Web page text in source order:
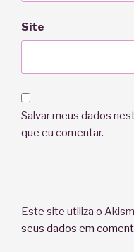
Site
Salvar meus dados
que eu comentar.
Este site utiliza o
seus dados em